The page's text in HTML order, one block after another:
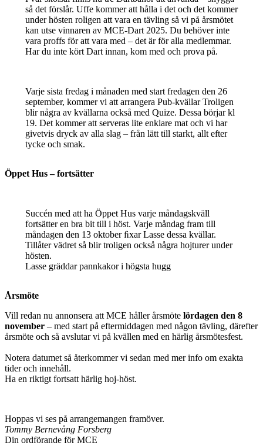
så det förslår. Uffe kommer att hålla i det och det kommer
under hösten roligen att vara en tävling så vi på årsmötet
kan utse vinnaren av MCE-Dart 2025. Du behöver inte
vara proffs för att vara med – det är för alla medlemmar.
Har du inte kört Dart innan, kom med och prova på.
Varje sista fredag i månaden med start fredagen den 26
september, kommer vi att arrangera Pub-kvällar Troligen
blir några av kvällarna också med Quize. Dessa börjar kl
19. Det kommer att serveras lite enklare mat och vi har
givetvis dryck av alla slag – från lätt till starkt, allt efter
tycke och smak.
Öppet Hus – fortsätter
Succén med att ha Öppet Hus varje måndagskväll
fortsätter en bra bit till i höst. Varje måndag fram till
måndagen den 13 oktober ﬁxar Lasse dessa kvällar.
Tillåter vädret så blir troligen också några hojturer under
hösten.
Lasse gräddar pannkakor i högsta hugg
Årsmöte
Vill redan nu annonsera att MCE håller årsmöte lördagen den 8
november – med start på eftermiddagen med någon tävling, därefter
årsmöte och så avslutar vi på kvällen med en härlig årsmötesfest.
Notera datumet så återkommer vi sedan med mer info om exakta
tider och innehåll.
Ha en riktigt fortsatt härlig hoj-höst.
Hoppas vi ses på arrangemangen framöver.
Tommy Bernevång Forsberg
Din ordförande för MCE